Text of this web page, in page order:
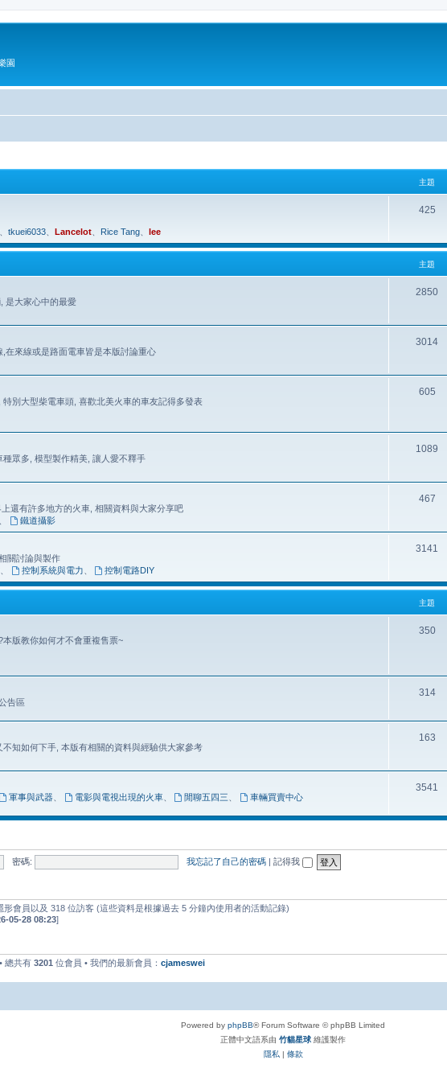
園
主題
tkuei6033 Lancelot Rice Tang lee
425
主題
是大家心中的最愛
2850
在來線或是路面電車皆是本版討論重心
3014
別大型柴電車頭, 喜歡北美火車的車友記得多發表
605
眾多, 模型製作精美, 讓人愛不釋手
1089
還有許多地方的火車, 相關資料與大家分享吧
鐵道攝影
467
關討論與製作
、 控制系統與電力 控制電路DIY
3141
主題
版教你如何才不會重複售票~
350
告區
314
知如何下手, 本版有相關的資料與經驗供大家參考
163
軍事與武器、 電影與電視出現的火車、 閒聊五四三 車輛買賣中心
3541
密碼: 我忘記了自己的密碼 | 記得我
會員以及 318 位訪客 (這些資料是根據過去 5 分鐘內使用者的活動記錄)
05-28 08:23]
總共有 3201 位會員 • 我們的最新會員： cjameswei
Powered by phpBB® Forum Software © phpBB Limited
正體中文語系由 竹貓星球 維護製作
隱私 | 條款